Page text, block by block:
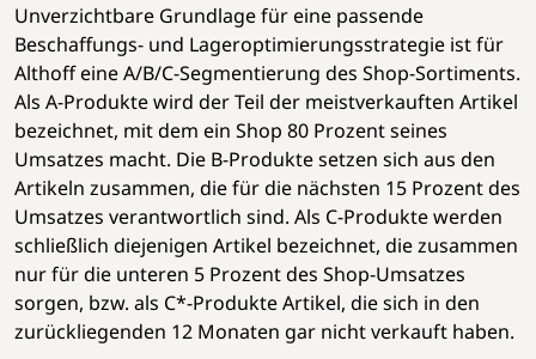
Unverzichtbare Grundlage für eine passende
Beschaffungs- und Lageroptimierungsstrategie ist für
Althoff eine A/B/C-Segmentierung des Shop-Sortiments.
Als A-Produkte wird der Teil der meistverkauften Artikel
bezeichnet, mit dem ein Shop 80 Prozent seines
Umsatzes macht. Die B-Produkte setzen sich aus den
Artikeln zusammen, die für die nächsten 15 Prozent des
Umsatzes verantwortlich sind. Als C-Produkte werden
schließlich diejenigen Artikel bezeichnet, die zusammen
nur für die unteren 5 Prozent des Shop-Umsatzes
sorgen, bzw. als C*-Produkte Artikel, die sich in den
zurückliegenden 12 Monaten gar nicht verkauft haben.